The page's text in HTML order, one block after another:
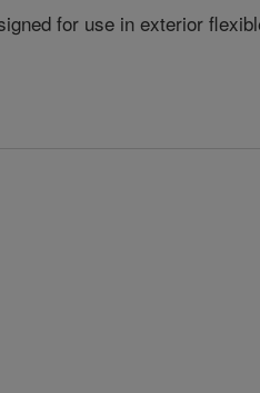
for use in exterior